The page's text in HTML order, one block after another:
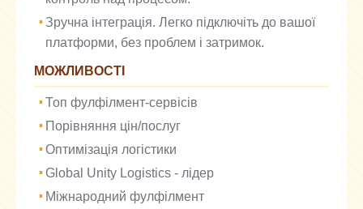
Зручна інтеграція. Легко підключіть до вашої
платформи, без проблем і затримок.
МОЖЛИВОСТІ
Топ фулфілмент-сервісів
Порівняння цін/послуг
Оптимізація логістики
Global Unity Logistics - лідер
Міжнародний фулфілмент